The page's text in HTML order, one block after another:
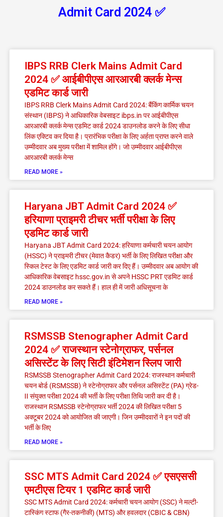
Admit Card 2024 ✅
IBPS RRB Clerk Mains Admit Card
2024 ✅ आईबीपीएस आरआरबी क्लर्क मेन्स
एडमिट कार्ड जारी
IBPS RRB Clerk Mains Admit Card 2024: बैंकिंग कार्मिक चयन
संस्थान (IBPS) ने आधिकारिक वेबसाइट ibps.in पर आईबीपीएस
आरआरबी क्लर्क मेन्स एडमिट कार्ड 2024 डाउनलोड करने के लिए सीधा
लिंक एक्टिव कर दिया है। प्रारंभिक परीक्षा के लिए अर्हता प्राप्त करने वाले
उम्मीदवार अब मुख्य परीक्षा में शामिल होंगे। जो उम्मीदवार आईबीपीएस
आरआरबी क्लर्क मेन्स
READ MORE »
Haryana JBT Admit Card 2024 ✅
हरियाणा प्राइमरी टीचर भर्ती परीक्षा के लिए
एडमिट कार्ड जारी
Haryana JBT Admit Card 2024: हरियाणा कर्मचारी चयन आयोग
(HSSC) ने प्राइमरी टीचर (मेवात कैडर) भर्ती के लिए लिखित परीक्षा और
स्किल टेस्ट के लिए एडमिट कार्ड जारी कर दिए हैं। उम्मीदवार अब आयोग की
आधिकारिक वेबसाइट hssc.gov.in से अपने HSSC PRT एडमिट कार्ड
2024 डाउनलोड कर सकते हैं। हाल ही में जारी अधिसूचना के
READ MORE »
RSMSSB Stenographer Admit Card
2024 ✅ राजस्थान स्टेनोग्राफर, पर्सनल
असिस्टेंट के लिए सिटी इंटिमेशन स्लिप जारी
RSMSSB Stenographer Admit Card 2024: राजस्थान कर्मचारी
चयन बोर्ड (RSMSSB) ने स्टेनोग्राफर और पर्सनल असिस्टेंट (PA) ग्रेड-
II संयुक्त परीक्षा 2024 की भर्ती के लिए परीक्षा तिथि जारी कर दी है।
राजस्थान RSMSSB स्टेनोग्राफर भर्ती 2024 की लिखित परीक्षा 5
अक्टूबर 2024 को आयोजित की जाएगी। जिन उम्मीदवारों ने इन पदों की
भर्ती के लिए
READ MORE »
SSC MTS Admit Card 2024 ✅ एसएससी
एमटीएस टियर 1 एडमिट कार्ड जारी
SSC MTS Admit Card 2024: कर्मचारी चयन आयोग (SSC) ने मल्टी-
टास्किंग स्टाफ (गैर-तकनीकी) (MTS) और हवलदार (CBIC & CBN)